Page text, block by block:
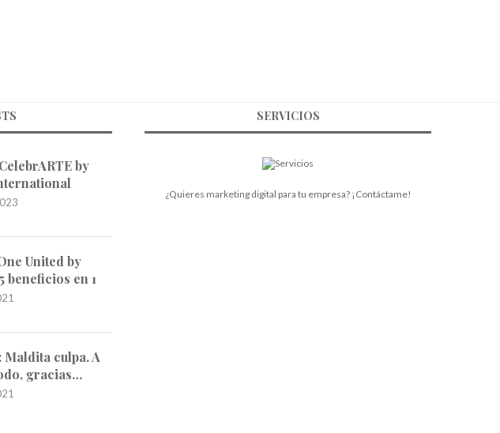
by
United by
beneficios en 1
Maldita culpa. A
gracias…
SERVICIOS
¿Quieres marketing digital para tu empresa? ¡Contáctame!